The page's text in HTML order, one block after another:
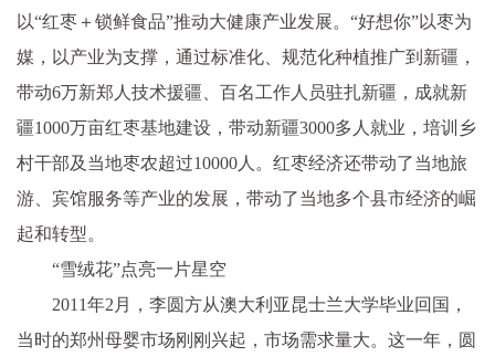
以“红枣＋锁鲜食品”推动大健康产业发展。“好想你”以枣为
媒，以产业为支撑，通过标准化、规范化种植推广到新疆，
带动6万新郑人技术援疆、百名工作人员驻扎新疆，成就新
疆1000万亩红枣基地建设，带动新疆3000多人就业，培训乡
村干部及当地枣农超过10000人。红枣经济还带动了当地旅
游、宾馆服务等产业的发展，带动了当地多个县市经济的崛
起和转型。
“雪绒花”点亮一片星空
2011年2月，李圆方从澳大利亚昆士兰大学毕业回国，
当时的郑州母婴市场刚刚兴起，市场需求量大。这一年，圆